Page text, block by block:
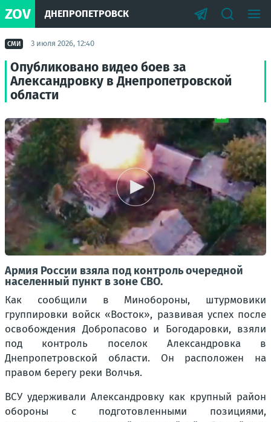
ZOV ДНЕПРОПЕТРОВСК
СМИ 3 июля 2026, 12:40
Опубликовано видео боев за
Александровку в Днепропетровской
области
Армия России взяла под контроль очередной
населенный пункт в зоне СВО.
Как сообщили в Минобороны, штурмовики
группировки войск «Восток», развивая успех после
освобождения Добропасово и Богодаровки, взяли
под контроль поселок Александровка в
Днепропетровской области. Он расположен на
правом берегу реки Волчья.
ВСУ удерживали Александровку как крупный район
обороны с подготовленными позициями,